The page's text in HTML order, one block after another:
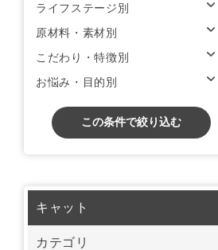
ライフステージ別
原材料・素材別
こだわり・特徴別
お悩み・目的別
この条件で絞り込む
キャット
カテゴリ